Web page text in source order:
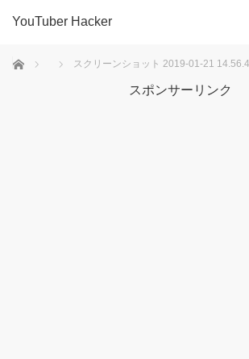
YouTuber Hacker
ホーム スクリーンショット 2019-01-21
スポンサーリンク